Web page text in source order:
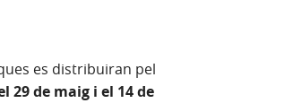
es distribuiran pel
29 de maig i el 14 de